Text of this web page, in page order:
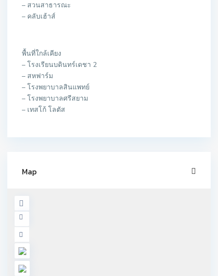
– สวนสาธารณะ
– คลับเฮ้าส์
พื้นที่ใกล้เคียง
– โรงเรียนบดินทร์เดชา 2
– สหฟาร์ม
– โรงพยาบาลสินแพทย์
– โรงพยาบาลศรีสยาม
– เทสโก้ โลตัส
Map